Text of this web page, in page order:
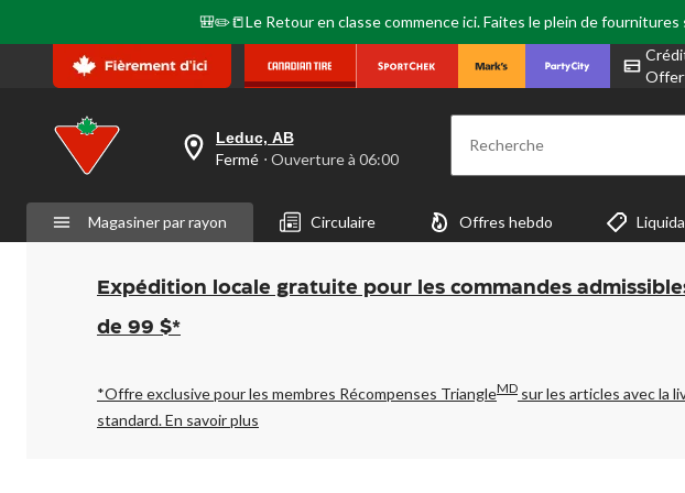
🎒✏️📒Le Retour en classe commence ici. Faites le plein de
votre
est
Leduc,
AB,
Fermé,
Ouverture
à
pour
changer
Leduc, AB
Fermé ⋅ Ouverture à 06:00 Recherche
Magasiner par rayon Circulaire Offres hebdo
Expédition locale gratuite pour les commandes
de 99 $*
*Offre exclusive pour les membres Récompenses TriangleMD sur les articles avec la
standard.En savoir plus